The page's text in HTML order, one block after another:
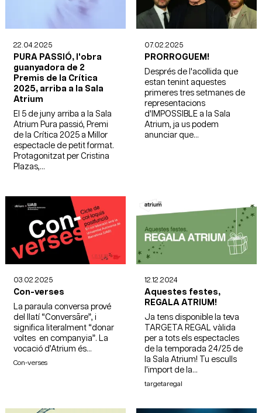
22.04.2025
PURA PASSIÓ, l'obra
guanyadora de 2
Premis de la Crítica
2025, arriba a la Sala
Atrium
El 5 de juny arriba a la Sala
Atrium Pura passió, Premi
de la Crítica 2025 a Millor
espectacle de petit format.
Protagonitzat per Cristina
Plazas,...
07.02.2025
PRORROGUEM!
Després de l'acollida que
estan tenint aquestes
primeres tres setmanes de
representacions
d'IMPOSSIBLE a la Sala
Atrium, ja us podem
anunciar que...
03.02.2025
Con-verses
La paraula conversa prové
del llatí “Conversāre”, i
significa literalment “donar
voltes en companyia”. La
vocació d’Atrium és...
Con-verses
12.12.2024
Aquestes festes,
REGALA ATRIUM!
Ja tens disponible la teva
TARGETA REGAL vàlida
per a tots els espectacles
de la temporada 24/25 de
la Sala Atrium! Tu esculls
l'import de la...
targetaregal